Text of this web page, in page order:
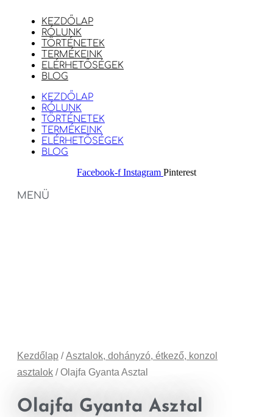
KEZDŐLAP
RÓLUNK
TÖRTÉNETEK
TERMÉKEINK
ELÉRHETŐSÉGEK
BLOG
KEZDŐLAP
RÓLUNK
TÖRTÉNETEK
TERMÉKEINK
ELÉRHETŐSÉGEK
BLOG
Facebook-f Instagram Pinterest
MENÜ
Kezdőlap /Asztalok, dohányzó, étkező, konzol
asztalok / Olajfa Gyanta Asztal
Olajfa Gyanta Asztal